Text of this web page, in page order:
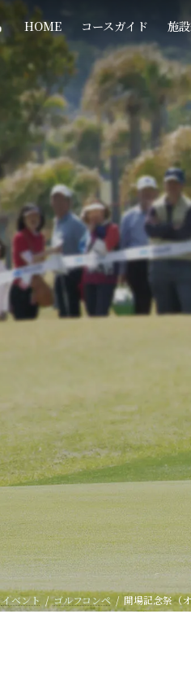
HOME コースガイド 施
イベント ゴルフコンペ 開場記念祭（